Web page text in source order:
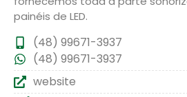
painéis de LED.
(48) 99671-3937
(48) 99671-3937
website